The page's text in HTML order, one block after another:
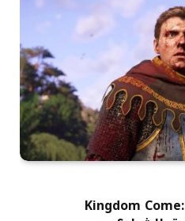
فشل إضافي يلاحق لعبة Kingdom Come: